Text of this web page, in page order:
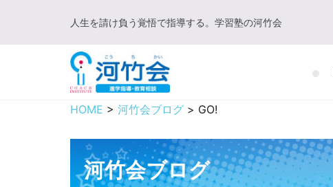
人生を請け負う覚悟で指導する。学習塾の河竹会
HOME > 河竹会ブログ > GO!
河竹会ブログ